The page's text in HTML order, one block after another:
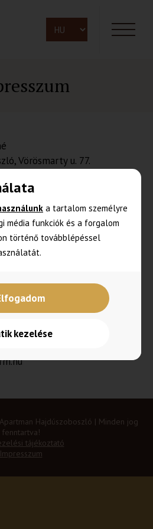
Vörösmarty u. 77.
Zrt.
Victor Hugo utca 11.
EV
Hajdúszoboszló | Minden jog
fenntartva!
tájékoztató
Impresszum
a tartalom személyre
média funkciók és a forgalom
történő továbblépéssel
kezelése